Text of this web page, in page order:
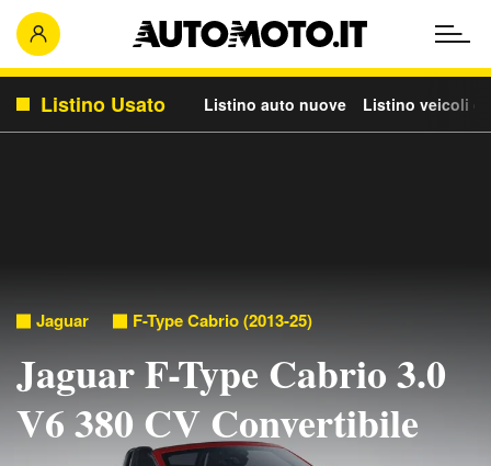
Listino Usato Listino auto nuove Listino veicoli
Jaguar F-Type Cabrio (2013-25)
Jaguar F-Type Cabrio 3.0
V6 380 CV Convertibile